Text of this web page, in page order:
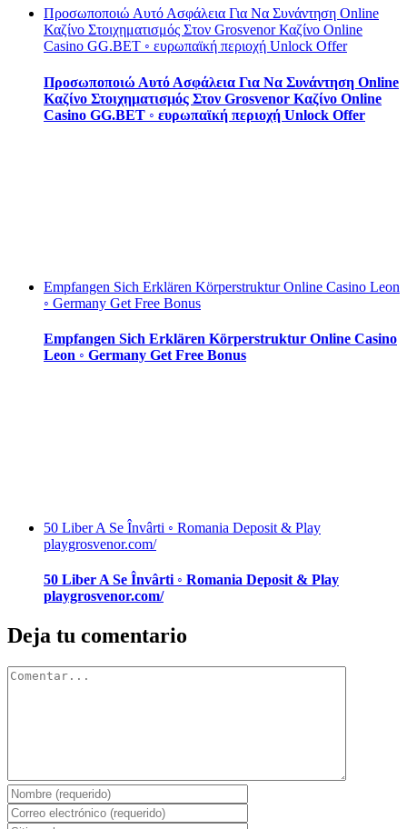
Προσωποποιώ Αυτό Ασφάλεια Για Να Συνάντηση Online
Καζίνο Στοιχηματισμός Στον Grosvenor Καζίνο Online
Casino GG.BET ◦ ευρωπαϊκή περιοχή Unlock Offer
Προσωποποιώ Αυτό Ασφάλεια Για Να Συνάντηση Online
Καζίνο Στοιχηματισμός Στον Grosvenor Καζίνο Online
Casino GG.BET ◦ ευρωπαϊκή περιοχή Unlock Offer
Empfangen Sich Erklären Körperstruktur Online Casino Leon
◦ Germany Get Free Bonus
Empfangen Sich Erklären Körperstruktur Online Casino
Leon ◦ Germany Get Free Bonus
50 Liber A Se Învârti ◦ Romania Deposit & Play
playgrosvenor.com/
50 Liber A Se Învârti ◦ Romania Deposit & Play
playgrosvenor.com/
Deja tu comentario
Comentar